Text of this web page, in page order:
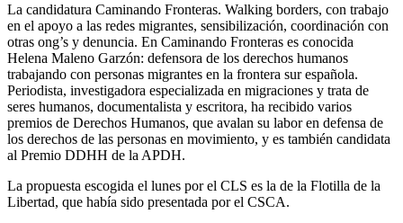
La candidatura Caminando Fronteras. Walking borders, con trabajo
en el apoyo a las redes migrantes, sensibilización, coordinación con
otras ong’s y denuncia. En Caminando Fronteras es conocida
Helena Maleno Garzón: defensora de los derechos humanos
trabajando con personas migrantes en la frontera sur española.
Periodista, investigadora especializada en migraciones y trata de
seres humanos, documentalista y escritora, ha recibido varios
premios de Derechos Humanos, que avalan su labor en defensa de
los derechos de las personas en movimiento, y es también candidata
al Premio DDHH de la APDH.
La propuesta escogida el lunes por el CLS es la de la Flotilla de la
Libertad, que había sido presentada por el CSCA.